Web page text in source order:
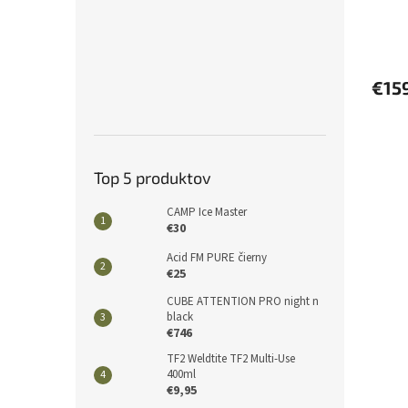
Top 5 produktov
CAMP Ice Master
€30
Acid FM PURE čierny
€25
CUBE ATTENTION PRO night n
black
€746
TF2 Weldtite TF2 Multi-Use
400ml
€9,95